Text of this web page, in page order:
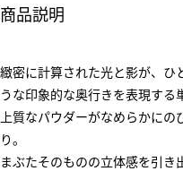
商品説明
緻密に計算された光と影が、ひ
うな印象的な奥行きを表現する
上質なパウダーがなめらかに
り。
まぶたそのものの立体感を引き